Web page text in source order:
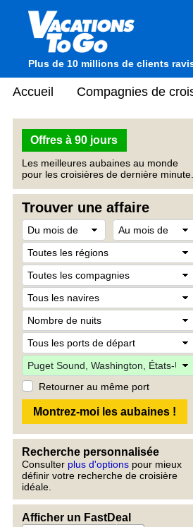
Plus de 10 millions de clients
Accueil Compagnies de
Offres à 90 jours
Les meilleures aubaines au monde
pour les croisières de dernière minute.
Trouver une affaire
Retourner au même port
Recherche personnalisée
Consulter plus d'options pour mieux
définir votre recherche de croisière
idéale.
Afficher un FastDeal